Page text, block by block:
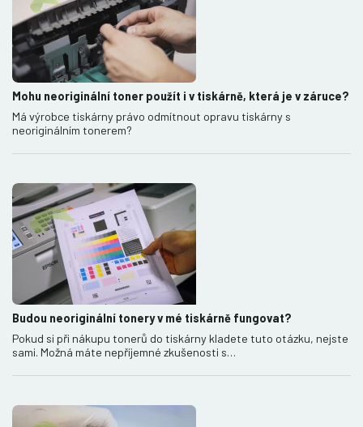
Mohu neoriginální toner použít i v tiskárně, která je v záruce?
Má výrobce tiskárny právo odmítnout opravu tiskárny s
neoriginálním tonerem?
Budou neoriginální tonery v mé tiskárně fungovat?
Pokud si při nákupu tonerů do tiskárny kladete tuto otázku, nejste
sami. Možná máte nepříjemné zkušenosti s…